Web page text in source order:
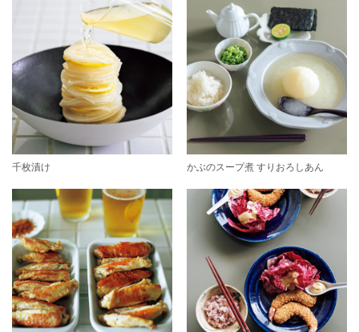
千枚漬け かぶのスープ煮 すりおろしあん